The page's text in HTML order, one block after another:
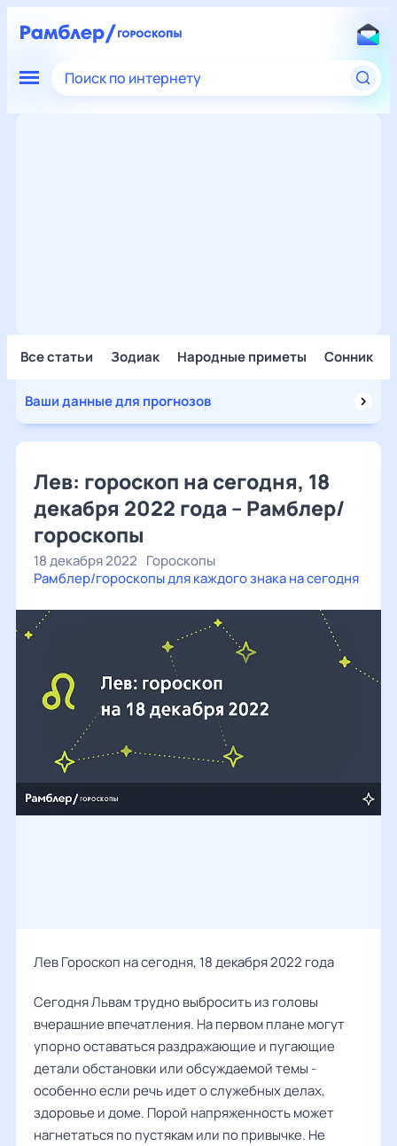
Поиск по интернету
Все статьи Зодиак Народные приметы Сонник
Ваши данные для прогнозов
Лев: гороскоп на сегодня, 18
декабря 2022 года – Рамблер/
гороскопы
18 декабря 2022 Гороскопы
Рамблер/гороскопы для каждого знака на сегодня
Лев Гороскоп на сегодня, 18 декабря 2022 года
Сегодня Львам трудно выбросить из головы
вчерашние впечатления. На первом плане могут
упорно оставаться раздражающие и пугающие
детали обстановки или обсуждаемой темы -
особенно если речь идет о служебных делах,
здоровье и доме. Порой напряженность может
нагнетаться по пустякам или по привычке. Не